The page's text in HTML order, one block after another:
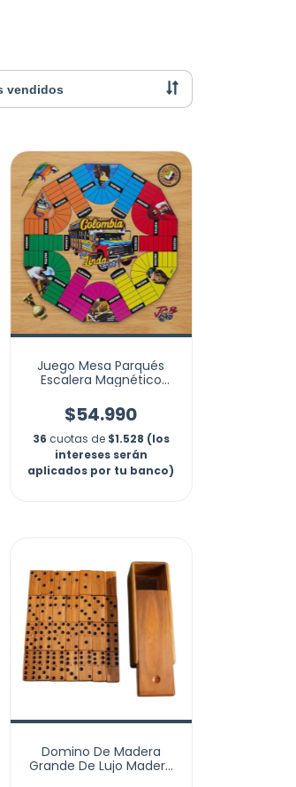
Juego Mesa Parqués
Escalera Magnético
50x50cm
$54.990
36 cuotas de $1.528 (los
intereses serán
aplicados por tu banco)
Domino De Madera
Grande De Lujo Madera